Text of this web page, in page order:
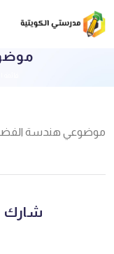
موضوعي هندسة
شارك